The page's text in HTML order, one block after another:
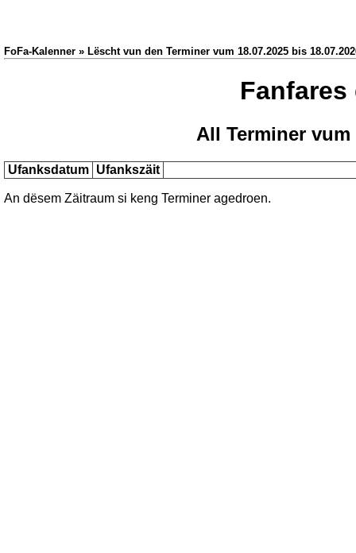
FoFa-Kalenner » Lëscht vun den Terminer vum 18.07.2025 bis
All Terminer vum
Ufanksdatum Ufankszäit
An dësem Zäitraum si keng Terminer agedroen.